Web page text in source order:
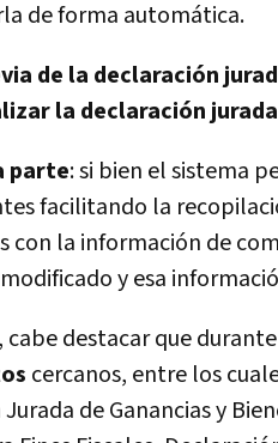
de forma automática.
de la declaración
la declaración jurada
parte: si bien el sistema
facilitando la
con la información de
y esa
destacar que
cercanos, entre los
de Ganancias y